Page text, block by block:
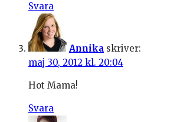
Svara
Annika skriver:
maj 30, 2012 kl. 20:04
Hot Mama!
Svara